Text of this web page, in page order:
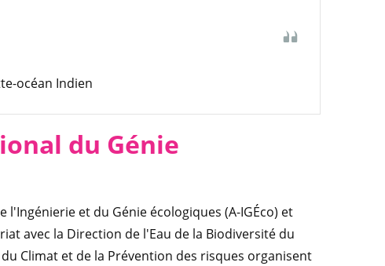
océan Indien
du Génie
et du Génie écologiques (A-IGÉco) et
avec la Direction de l'Eau de la Biodiversité du
Climat et de la Prévention des risques organisent